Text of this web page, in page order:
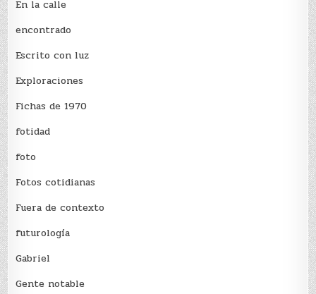
En la calle
encontrado
Escrito con luz
Exploraciones
Fichas de 1970
fotidad
foto
Fotos cotidianas
Fuera de contexto
futurología
Gabriel
Gente notable